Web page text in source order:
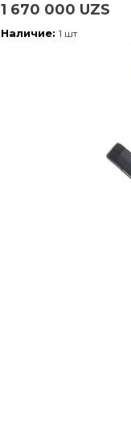
1 670 000 UZS
Наличие: 1 шт